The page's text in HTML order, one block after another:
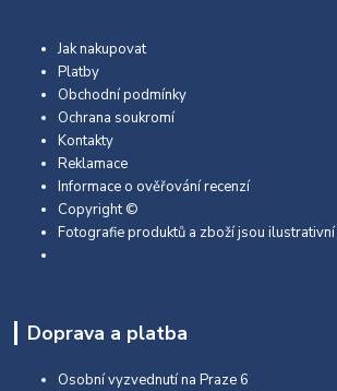
Jak nakupovat
Platby
Obchodní podmínky
Ochrana soukromí
Kontakty
Reklamace
Informace o ověřování recenzí
Copyright ©
Fotografie produktů a zboží jsou ilustrativní
Doprava a platba
Osobní vyzvednutí na Praze 6